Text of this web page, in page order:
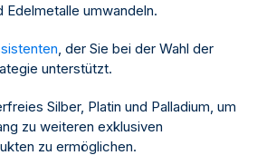
Edelmetalle umwandeln.
, der Sie bei der Wahl der
unterstützt.
Silber, Platin und Palladium, um
zu weiteren exklusiven
zu ermöglichen.